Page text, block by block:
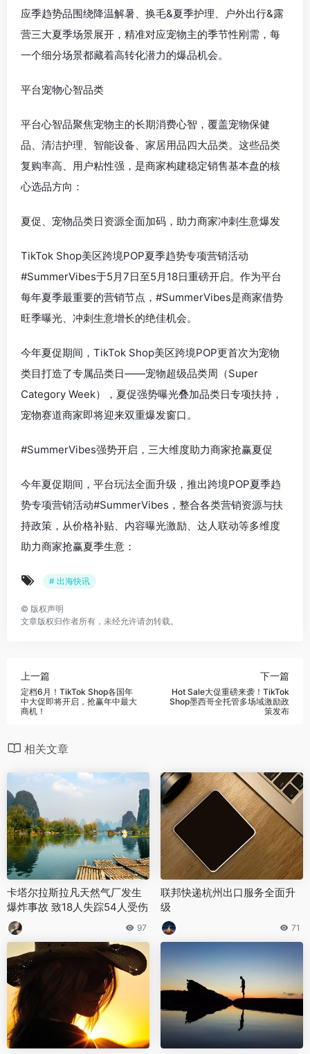
应季趋势品围绕降温解暑、换毛&夏季护理、户外出行&露
营三大夏季场景展开，精准对应宠物主的季节性刚需，每
一个细分场景都藏着高转化潜力的爆品机会。
平台宠物心智品类
平台心智品聚焦宠物主的长期消费心智，覆盖宠物保健
品、清洁护理、智能设备、家居用品四大品类。这些品类
复购率高、用户粘性强，是商家构建稳定销售基本盘的核
心选品方向：
夏促、宠物品类日资源全面加码，助力商家冲刺生意爆发
TikTok Shop美区跨境POP夏季趋势专项营销活动
#SummerVibes于5月7日至5月18日重磅开启。作为平台
每年夏季最重要的营销节点，#SummerVibes是商家借势
旺季曝光、冲刺生意增长的绝佳机会。
今年夏促期间，TikTok Shop美区跨境POP更首次为宠物
类目打造了专属品类日——宠物超级品类周（Super
Category Week），夏促强势曝光叠加品类日专项扶持，
宠物赛道商家即将迎来双重爆发窗口。
#SummerVibes强势开启，三大维度助力商家抢赢夏促
今年夏促期间，平台玩法全面升级，推出跨境POP夏季趋
势专项营销活动#SummerVibes，整合各类营销资源与扶
持政策，从价格补贴、内容曝光激励、达人联动等多维度
助力商家抢赢夏季生意：
# 出海快讯
© 版权声明
文章版权归作者所有，未经允许请勿转载。
上一篇
定档6月！TikTok Shop各国年
中大促即将开启，抢赢年中最大
商机！
下一篇
Hot Sale大促重磅来袭！TikTok
Shop墨西哥全托管多场域激励政
策发布
相关文章
卡塔尔拉斯拉凡天然气厂发生
爆炸事故 致18人失踪54人受伤
97
联邦快递杭州出口服务全面升
级
71